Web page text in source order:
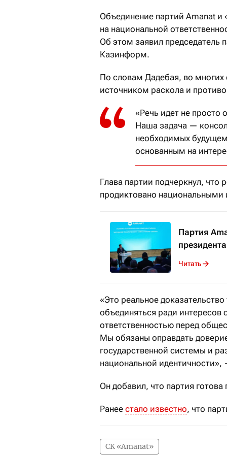
Объединение партий Amanat
на национальной
Об этом заявил председатель
Казинформ.
По словам Дадебая, во многих
источником раскола и
«Речь идет не просто
Наша задача —
необходимых
основанным на
Глава партии подчеркнул, что
продиктовано национальными
Партия
Читать
«Это реальное
объединяться ради
ответственностью перед
Мы обязаны оправдать
государственной системы и
национальной
Он добавил, что партия
Ранее стало известно, что
СК «Amanat»